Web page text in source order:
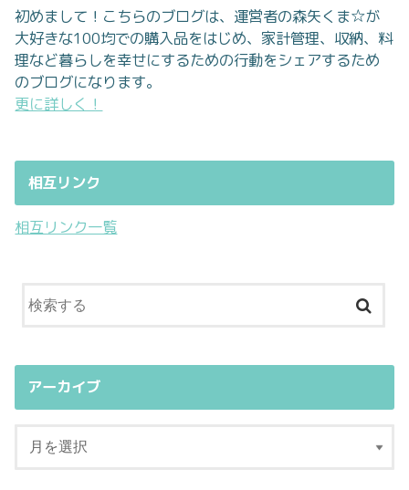
初めまして！こちらのブログは、運営者の森矢くま☆が
大好きな100均での購入品をはじめ、家計管理、収納、料
理など暮らしを幸せにするための行動をシェアするため
のブログになります。
更に詳しく！
相互リンク
相互リンク一覧
アーカイブ